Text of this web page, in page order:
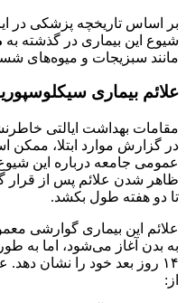
بر اساس تاریخچه پزشکی در
شیوع این بیماری در گذشته به
مانند سبزیجات و میوه‌های
علائم بیماری
مقامات بهداشت ایالتی
در گزارش موارد ابتلا،
عمومی جامعه درباره این
ظاهر شدن علائم پس از قرار
تا دو هفته طول بکشد.
علائم این بیماری گوارشی
۱۴ روز بعد خود را نشان دهد.
از: